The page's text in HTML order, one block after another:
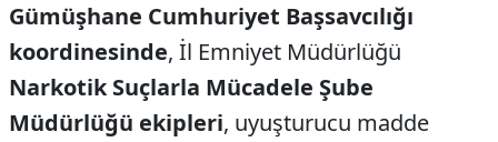
Gümüşhane Cumhuriyet Başsavcılığı
koordinesinde, İl Emniyet Müdürlüğü
Narkotik Suçlarla Mücadele Şube
Müdürlüğü ekipleri, uyuşturucu madde